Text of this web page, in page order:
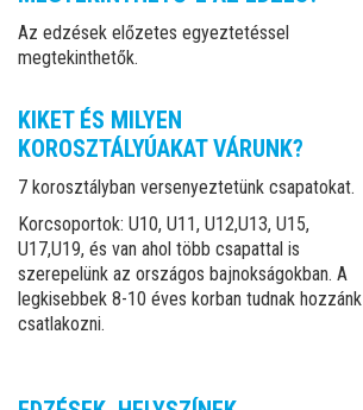
Az edzések előzetes egyeztetéssel
megtekinthetők.
KIKET ÉS MILYEN
KOROSZTÁLYÚAKAT VÁRUNK?
7 korosztályban versenyeztetünk csapatokat.
Korcsoportok: U10, U11, U12,U13, U15,
U17,U19, és van ahol több csapattal is
szerepelünk az országos bajnokságokban. A
legkisebbek 8-10 éves korban tudnak hozzánk
csatlakozni.